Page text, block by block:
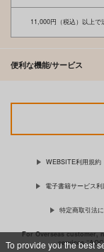
To provide you the best
11,000円（税込）以上で
便利な機能/サービス
WEBSITE利用規約
電子書籍サービス
特定商取引法
For Overseas customer,
services